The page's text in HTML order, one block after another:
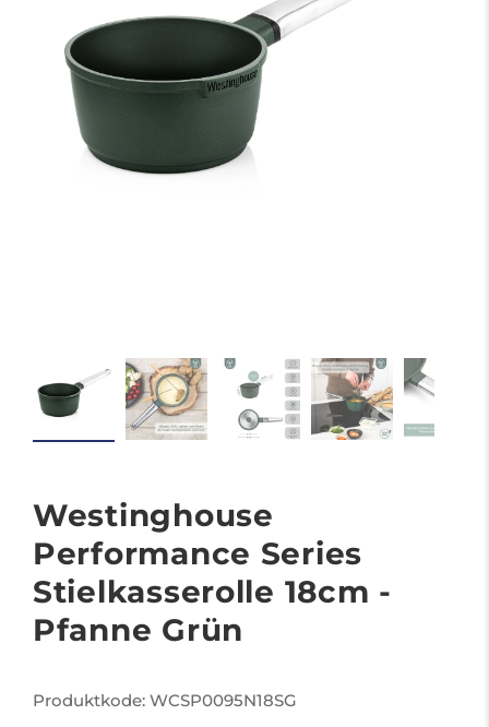
Über Westinghouse
Westinghouse
Performance Series
Stielkasserolle 18cm -
Pfanne Grün
Produktkode: WCSP0095N18SG